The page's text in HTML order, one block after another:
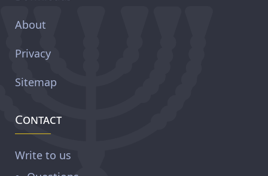
About
Privacy
Sitemap
Contact
Write to us